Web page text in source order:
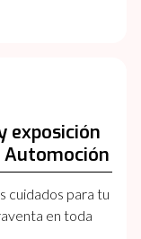
exposición
Automoción
cuidados para tu
en toda